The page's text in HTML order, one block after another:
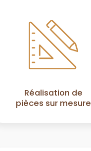
Réalisation de
pièces sur mesure